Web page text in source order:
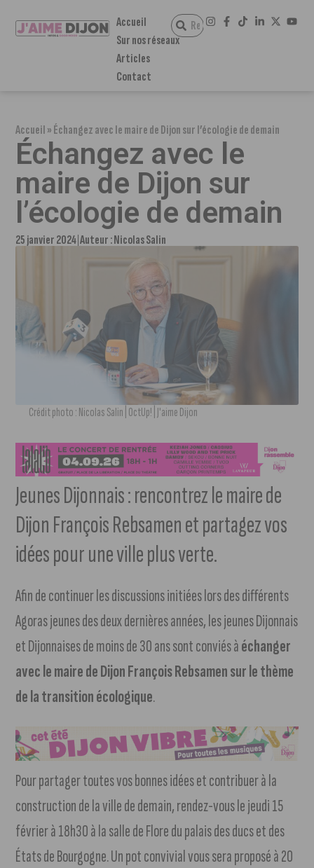
Accueil
Sur nos réseaux
Articles
Contact
Accueil»Échangez avec le maire de Dijon sur l’écologie de demain
Échangez avec le
maire de Dijon sur
l’écologie de demain
25 janvier 2024 Auteur :Nicolas Salin
Crédit photo : Nicolas Salin | OctUp! | J'aime Dijon
Jeunes Dijonnais : rencontrez le maire de
Dijon François Rebsamen et partagez vos
idées pour une ville plus verte.
Afin de continuer les discussions initiées lors des différents
Agoras jeunes des deux dernières années, les jeunes Dijonnais
et Dijonnaises de moins de 30 ans sont conviés àéchanger
avec le maire de Dijon François Rebsamen sur le thème
de la transition écologique.
Pour partager toutes vos bonnes idées et contribuer à la
construction de la ville de demain, rendez-vous le jeudi 15
février à 18h30 à la salle de Flore du palais des ducs et des
États de Bourgogne. Un pot convivial vous sera proposé à 20